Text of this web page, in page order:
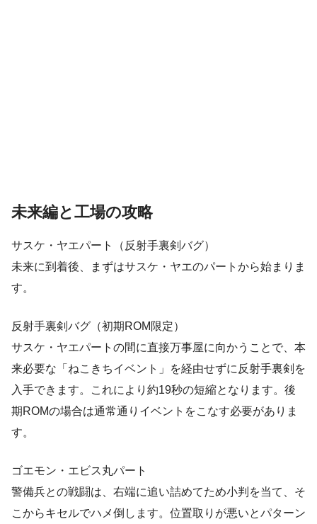
未来編と工場の攻略
サスケ・ヤエパート（反射手裏剣バグ）
未来に到着後、まずはサスケ・ヤエのパートから始まりま
す。
反射手裏剣バグ（初期ROM限定）
サスケ・ヤエパートの間に直接万事屋に向かうことで、本
来必要な「ねこきちイベント」を経由せずに反射手裏剣を
入手できます。これにより約19秒の短縮となります。後
期ROMの場合は通常通りイベントをこなす必要がありま
す。
ゴエモン・エビス丸パート
警備兵との戦闘は、右端に追い詰めてため小判を当て、そ
こからキセルでハメ倒します。位置取りが悪いとパターン